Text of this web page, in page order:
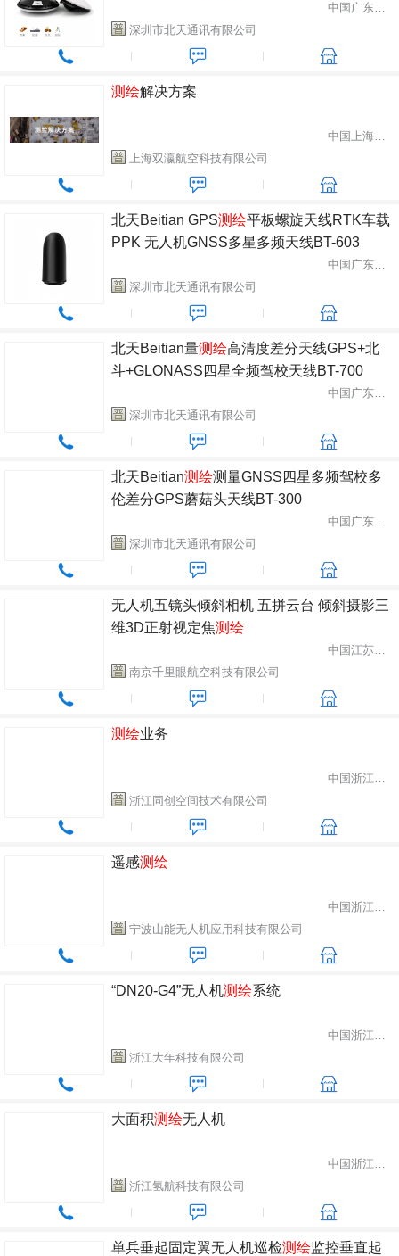
中国广东省深圳市
深圳市北天通讯有限公司
测绘解决方案
中国上海市闵行区
上海双瀛航空科技有限公司
北天Beitian GPS测绘平板螺旋天线RTK车载
PPK 无人机GNSS多星多频天线BT-603
中国广东省深圳市
深圳市北天通讯有限公司
北天Beitian量测绘高清度差分天线GPS+北
斗+GLONASS四星全频驾校天线BT-700
中国广东省深圳市
深圳市北天通讯有限公司
北天Beitian测绘测量GNSS四星多频驾校多
伦差分GPS蘑菇头天线BT-300
中国广东省深圳市
深圳市北天通讯有限公司
无人机五镜头倾斜相机 五拼云台 倾斜摄影三
维3D正射视定焦测绘
中国江苏省南京市
南京千里眼航空科技有限公司
测绘业务
中国浙江省杭州市
浙江同创空间技术有限公司
遥感测绘
中国浙江省宁波市
宁波山能无人机应用科技有限公司
“DN20-G4”无人机测绘系统
中国浙江省宁波市
浙江大年科技有限公司
大面积测绘无人机
中国浙江省湖州市
浙江氢航科技有限公司
单兵垂起固定翼无人机巡检测绘监控垂直起